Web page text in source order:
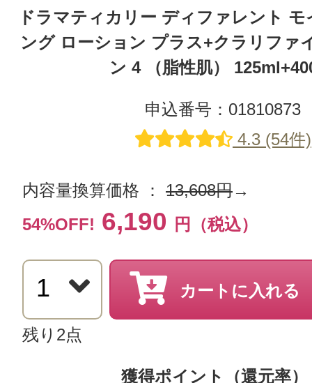
ドラマティカリー ディファレント
ング ローション プラス+クラリファ
ン 4 （脂性肌）
申込番号：01810873
4.3 (54件)
内容量換算価格 ： 13,608円→
54%OFF! 6,190 円（税込）
カートに入れる
残り2点
獲得ポイント（還元率）